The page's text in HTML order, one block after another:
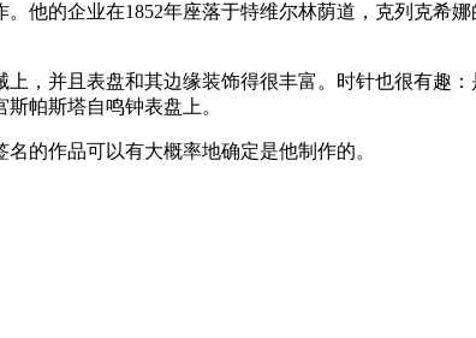
他的企业在1852年座落于特维尔林荫道，克列克希
，并且表盘和其边缘装饰得很丰富。时针也很有趣
帕斯塔自鸣钟表盘上。
的作品可以有大概率地确定是他制作的。